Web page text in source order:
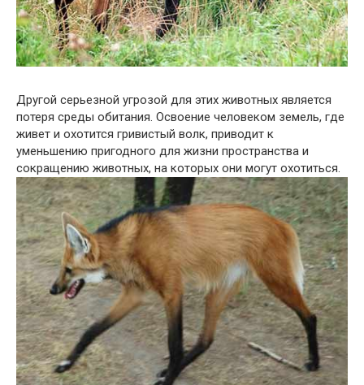
Другой серьезной угрозой для этих животных является
потеря среды обитания. Освоение человеком земель, где
живет и охотится гривистый волк, приводит к
уменьшению пригодного для жизни пространства и
сокращению животных, на которых они могут охотиться.